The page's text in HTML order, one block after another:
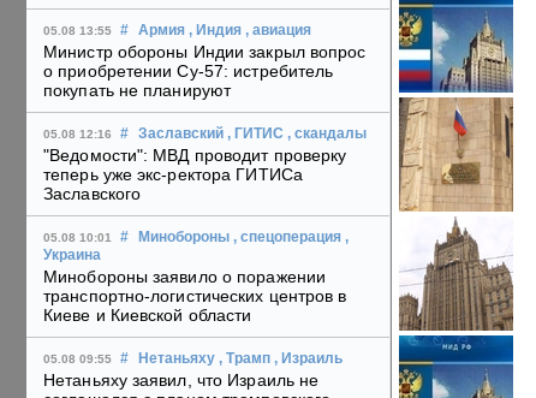
05.08 13:55 # Армия , Индия , авиация
Министр обороны Индии закрыл вопрос
о приобретении Су-57: истребитель
покупать не планируют
05.08 12:16 # Заславский , ГИТИС , скандалы
"Ведомости": МВД проводит проверку
теперь уже экс-ректора ГИТИСа
Заславского
05.08 10:01 # Минобороны , спецоперация ,
Украина
Минобороны заявило о поражении
транспортно-логистических центров в
Киеве и Киевской области
05.08 09:55 # Нетаньяху , Трамп , Израиль
Нетаньяху заявил, что Израиль не